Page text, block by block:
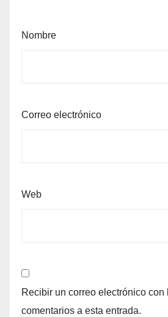
Nombre
Correo electrónico
Web
Recibir un correo electrónico con
comentarios a esta entrada.